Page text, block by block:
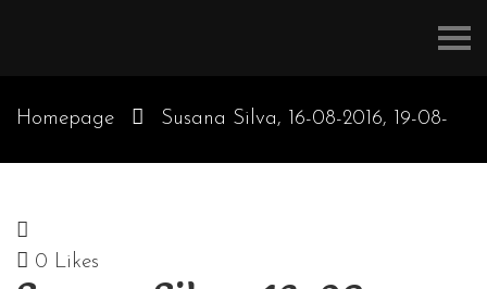
Homepage Susana Silva, 16-08-2016, 19-08-
0 Likes